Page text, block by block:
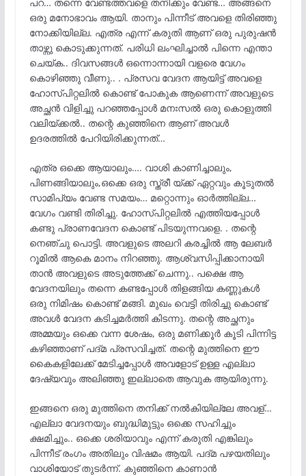
ഒരു മനോഭാവം ആയി. താനും പിന്നീട് അവളെ തിരിഞ്ഞു
നോക്കിയില്ല. എത്ര എന്ന് കരുതി ആണ് ഒരു പുരുഷൻ
താഴ്ന്നു കൊടുക്കുന്നത്. പരിധി ലംഘിച്ചാൽ പിന്നെ എന്താ
ചെയ്ക.. ദിവസങ്ങൾ ഒന്നൊന്നായി വളരെ വേഗം
കൊഴിഞ്ഞു വീണു.. . പ്രസവ വേദന ആയിട്ട് അവളെ
ഹോസ്പിറ്റലിൽ കൊണ്ട് പോകുക ആണെന്ന് അവളുടെ
അച്ഛൻ വിളിച്ചു പറഞ്ഞപ്പോൾ മനഃസൽ ഒരു കൊളുത്തി
വലിയ്ക്കൽ.. തന്റെ കുഞ്ഞിനെ ആണ് അവൾ
ഉദരത്തിൽ പേറിയിരിക്കുന്നത്…
എത്ര ഒക്കെ ആയാലും…. വാശി കാണിച്ചാലും,
പിണങ്ങിയാലും,ഒക്കെ ഒരു സ്ത്രീ യ്ക്ക് ഏറ്റവും കൂടുതൽ
സാമിപ്യം വേണ്ട സമയം… മറ്റൊന്നും ഓർത്തില്ല…
വേഗം വണ്ടി തിരിച്ചു. ഹോസ്പിറ്റലിൽ എത്തിയപ്പോൾ
കണ്ടു പ്രാണവേദന കൊണ്ട് പിടയുന്നവളെ. . തന്റെ
നെഞ്ചു പൊട്ടി. അവളുടെ അലറി കരച്ചിൽ ആ ലേബർ
റൂമിൽ ആകെ മാനം നിറഞ്ഞു. ആശ്വസിപ്പിക്കാനായി
താൻ അവളുടെ അടുത്തേക്ക് ചെന്നു.. പക്ഷെ ആ
വേദനയിലും തന്നെ കണ്ടപ്പോൾ തിളങ്ങിയ കണ്ണുകൾ
ഒരു നിമിഷം കൊണ്ട് മങ്ങി. മുഖം വെട്ടി തിരിച്ചു കൊണ്ട്
അവൾ വേദന കടിച്ചമർത്തി കിടന്നു. തന്റെ അച്ഛനും
അമ്മയും ഒക്കെ വന്ന ശേഷം, ഒരു മണിക്കൂർ കൂടി പിന്നിട്ട
കഴിഞ്ഞാണ് പദ്മ പ്രസവിച്ചത്. തന്റെ മുത്തിനെ ഈ
കൈകളിലേക്ക് മേടിച്ചപ്പോൾ അവളോട് ഉള്ള എല്ലാ
ദേഷ്യവും അലിഞ്ഞു ഇല്ലാതെ ആവുക ആയിരുന്നു.
ഇങ്ങനെ ഒരു മുത്തിനെ തനിക്ക് നൽകിയില്ലേ അവള്…
എല്ലാ വേദനയും ബുദ്ധിമുട്ടും ഒക്കെ സഹിച്ചും
ക്ഷമിച്ചും.. ഒക്കെ ശരിയാവും എന്ന് കരുതി എങ്കിലും
പിന്നീട് രംഗം അതിലും വിഷമം ആയി. പദ്മ പഴയതിലും
വാശിയോട് തുടർന്ന്. കുഞ്ഞിനെ കാണാൻ